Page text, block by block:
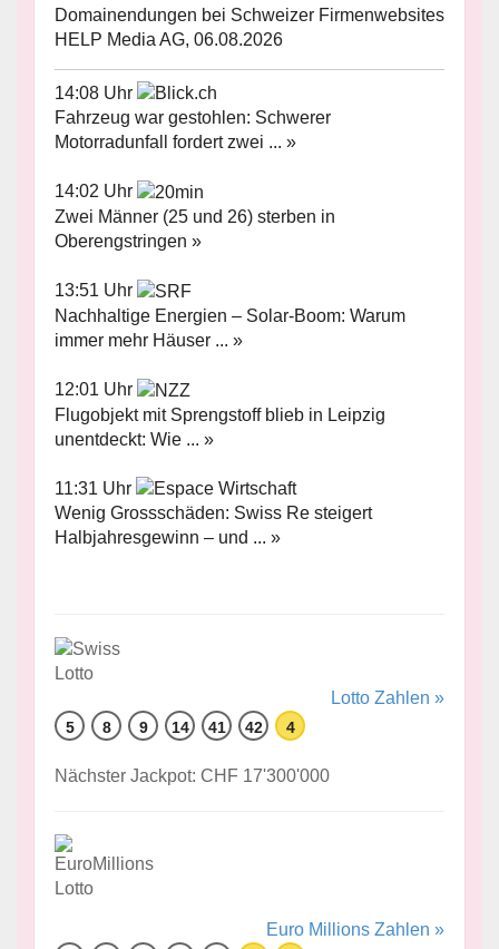
Domainendungen bei Schweizer Firmenwebsites
HELP Media AG, 06.08.2026
14:08 Uhr
Fahrzeug war gestohlen: Schwerer
Motorradunfall fordert zwei ... »
14:02 Uhr
Zwei Männer (25 und 26) sterben in
Oberengstringen »
13:51 Uhr
Nachhaltige Energien – Solar-Boom: Warum
immer mehr Häuser ... »
12:01 Uhr
Flugobjekt mit Sprengstoff blieb in Leipzig
unentdeckt: Wie ... »
11:31 Uhr
Wenig Grossschäden: Swiss Re steigert
Halbjahresgewinn – und ... »
Lotto Zahlen »
5 8 9 14 41 42 4
Nächster Jackpot: CHF 17'300'000
Euro Millions Zahlen »